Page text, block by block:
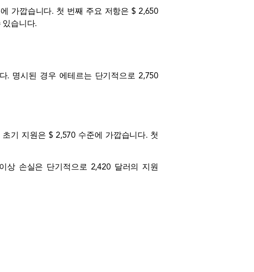
가깝습니다. 첫 번째 주요 저항은 $ 2,650
습니다.
. 명시된 경우 에테르는 단기적으로 2,750
기 지원은 $ 2,570 수준에 가깝습니다. 첫
상 손실은 단기적으로 2,420 달러의 지원